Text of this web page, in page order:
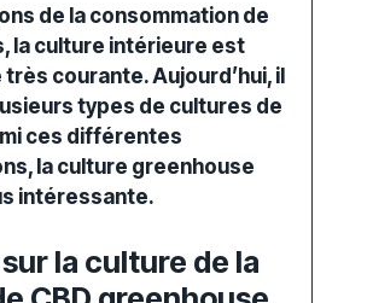
de la consommation de
, la culture intérieure est
courante. Aujourd’hui, il
types de cultures de
ces différentes
, la culture greenhouse
intéressante.
la culture de la